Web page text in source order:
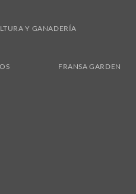
Y GANADERÍA
FRANSA GARDEN